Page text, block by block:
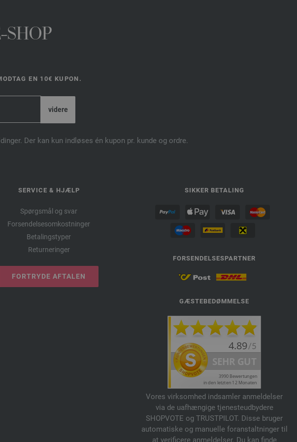
EN 10€ KUPON.
Der kan kun indløses én kupon pr. kunde og ordre.
SERVICE & HJÆLP
Spørgsmål og svar
Forsendelsesomkostninger
Betalingstyper
Returneringer
FORTRYDE AFTALEN
SIKKER BETALING
FORSENDELSESPARTNER
GÆSTEBEDØMMELSE
Vores virksomhed indsamler anmeldelser
via de uafhængige tjenesteudbydere
SHOPVOTE og TRUSTPILOT. Disse bruger
automatiske og manuelle foranstaltninger til
at verificere anmeldelser. Du kan finde